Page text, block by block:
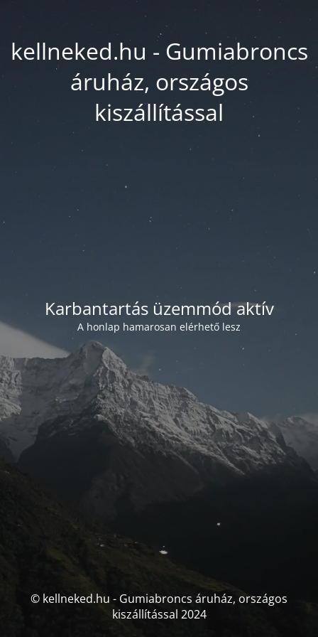
kellneked.hu - Gumiabroncs
áruház, országos
kiszállítással
Karbantartás üzemmód aktív
A honlap hamarosan elérhető lesz
© kellneked.hu - Gumiabroncs áruház, országos
kiszállítással 2024